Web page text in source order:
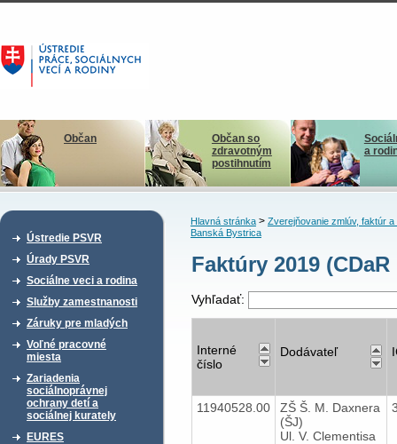
Občan
Občan so
zdravotným
postihnutím
a
Ústredie PSVR
Úrady PSVR
Sociálne veci a rodina
Služby zamestnanosti
Záruky pre mladých
Voľné pracovné
miesta
Zariadenia
sociálnoprávnej
ochrany detí a
sociálnej kurately
EURES
Hlavná stránka> Zverejňovanie zmlúv, faktúr a
Banská Bystrica
Faktúry 2019
Vyhľadať:
Interné
číslo
Dodávateľ
11940528.00
ZŠ Š. M. Daxnera
(ŠJ)
Ul. V. Clementisa